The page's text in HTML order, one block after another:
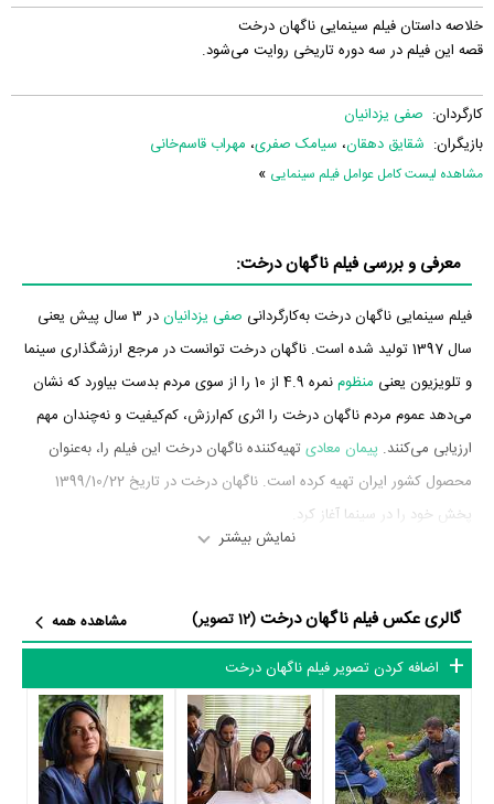
خلاصه داستان فیلم سینمایی ناگهان درخت
قصه این فیلم در سه دوره تاریخی روایت می‌شود.
کارگردان: صفی یزدانیان
بازیگران: شقایق دهقان، سیامک صفری، مهراب قاسم‌خانی
مشاهده لیست کامل عوامل فیلم سینمایی »
معرفی و بررسی فیلم ناگهان درخت:
فیلم سینمایی ناگهان درخت به‌کارگردانی صفی یزدانیان
در 3 سال پیش یعنی
سال 1397 تولید شده است. ناگهان درخت توانست در مرجع ارزشگذاری سینما
و تلویزیون یعنی منظوم
نمره 4.9 از 10 را از سوی مردم بدست بیاورد که نشان
می‌دهد عموم مردم ناگهان درخت را اثری کم‌ارزش، کم‌کیفیت و نه‌چندان مهم
ارزیابی می‌کنند. پیمان معادی تهیه‌کننده ناگهان درخت این فیلم را، به‌عنوان
محصول کشور ایران تهیه کرده است. ناگهان درخت در تاریخ 1399/10/22
پخش خود را در سینما آغاز کرد.
بازیگران فیلم ناگهان درخت چه کسانی هستند؟ در ناگهان درخت بازیگرانی
چونشقایق دهقان،سیامک صفری،مهراب قاسم‌خانی،پانته‌آ پناهی‌ها،زهره
عباسی،لیلی فرهادپوروآرمان مرادیبه ایفای نقش و بازیگری پرداخته‌اند. در
فیلم ناگهان درخت حدود 15 بازیگر جلوی دوربین رفته‌اند که از نظر تعداد
بازیگران می‌توان ناگهان درخت را یک اثر پربازیگر عنوان کرد. از این‌لحاظ
کارگردانی فیلم ناگهان درخت باتوجه به بازی گرفتن از این تعداد بازیگر و
نمایش بیشتر
گالری عکس فیلم ناگهان درخت(12 تصویر)
مشاهده همه
اضافه کردن تصویر فیلم ناگهان درخت